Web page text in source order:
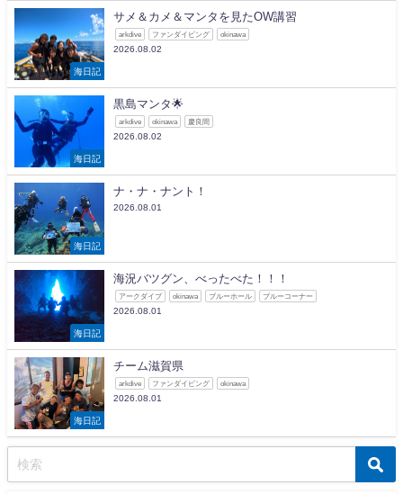
海日記
サメ＆カメ＆マンタを見たOW講習
arkdive ファンダイビング okinawa
2026.08.02
海日記
黒島マンタ🌟
arkdive okinawa 慶良間
2026.08.02
海日記
ナ・ナ・ナント！
2026.08.01
海日記
海況バツグン、べったべた！！！
アークダイブ okinawa ブルーホール ブルーコーナー
2026.08.01
海日記
チーム滋賀県
arkdive ファンダイビング okinawa
2026.08.01